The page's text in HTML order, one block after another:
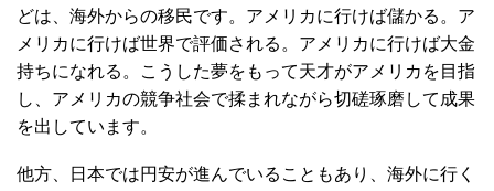
どは、海外からの移民です。アメリカに行けば儲かる。ア
メリカに行けば世界で評価される。アメリカに行けば大金
持ちになれる。こうした夢をもって天才がアメリカを目指
し、アメリカの競争社会で揉まれながら切磋琢磨して成果
を出しています。
他方、日本では円安が進んでいることもあり、海外に行く